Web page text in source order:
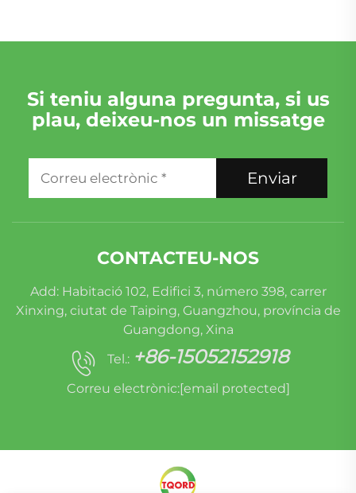
Si teniu alguna pregunta, si us
plau, deixeu-nos un missatge
Enviar
CONTACTEU-NOS
Add: Habitació 102, Edifici 3, número 398, carrer
Xinxing, ciutat de Taiping, Guangzhou, província de
Guangdong, Xina
Tel.: +86-15052152918
Correu electrònic:[email protected]